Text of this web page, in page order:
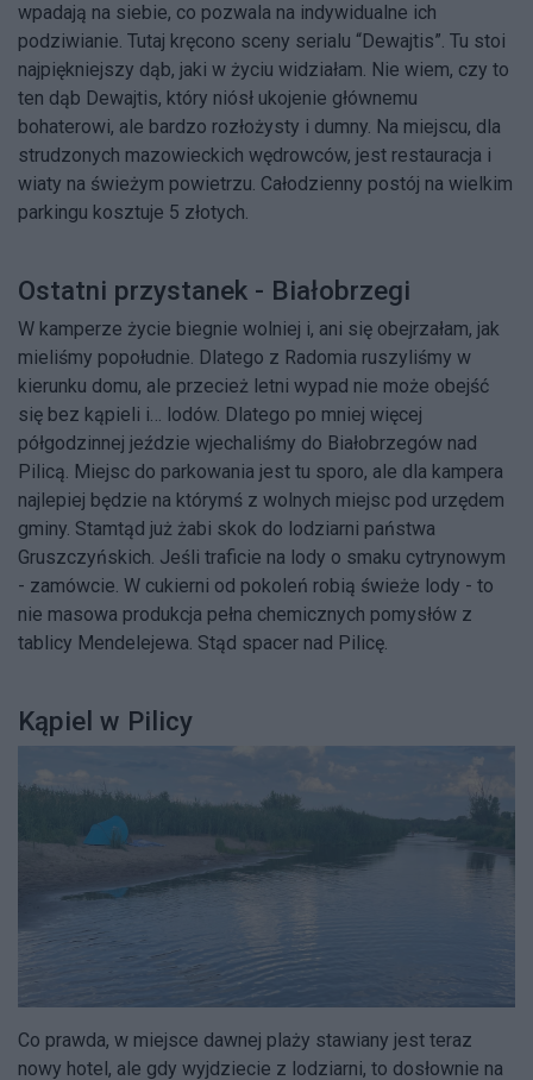
wpadają na siebie, co pozwala na indywidualne ich
podziwianie. Tutaj kręcono sceny serialu “Dewajtis”. Tu stoi
najpiękniejszy dąb, jaki w życiu widziałam. Nie wiem, czy to
ten dąb Dewajtis, który niósł ukojenie głównemu
bohaterowi, ale bardzo rozłożysty i dumny. Na miejscu, dla
strudzonych mazowieckich wędrowców, jest restauracja i
wiaty na świeżym powietrzu. Całodzienny postój na wielkim
parkingu kosztuje 5 złotych.
Ostatni przystanek - Białobrzegi
W kamperze życie biegnie wolniej i, ani się obejrzałam, jak
mieliśmy popołudnie. Dlatego z Radomia ruszyliśmy w
kierunku domu, ale przecież letni wypad nie może obejść
się bez kąpieli i… lodów. Dlatego po mniej więcej
półgodzinnej jeździe wjechaliśmy do Białobrzegów nad
Pilicą. Miejsc do parkowania jest tu sporo, ale dla kampera
najlepiej będzie na którymś z wolnych miejsc pod urzędem
gminy. Stamtąd już żabi skok do lodziarni państwa
Gruszczyńskich. Jeśli traficie na lody o smaku cytrynowym
- zamówcie. W cukierni od pokoleń robią świeże lody - to
nie masowa produkcja pełna chemicznych pomysłów z
tablicy Mendelejewa. Stąd spacer nad Pilicę.
Kąpiel w Pilicy
Co prawda, w miejsce dawnej plaży stawiany jest teraz
nowy hotel, ale gdy wyjdziecie z lodziarni, to dosłownie na